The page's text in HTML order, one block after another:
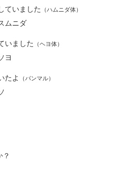
ていました （ハムニダ体）
ムニダ
いました （ヘヨ体）
ヨ
たよ （パンマル）
？